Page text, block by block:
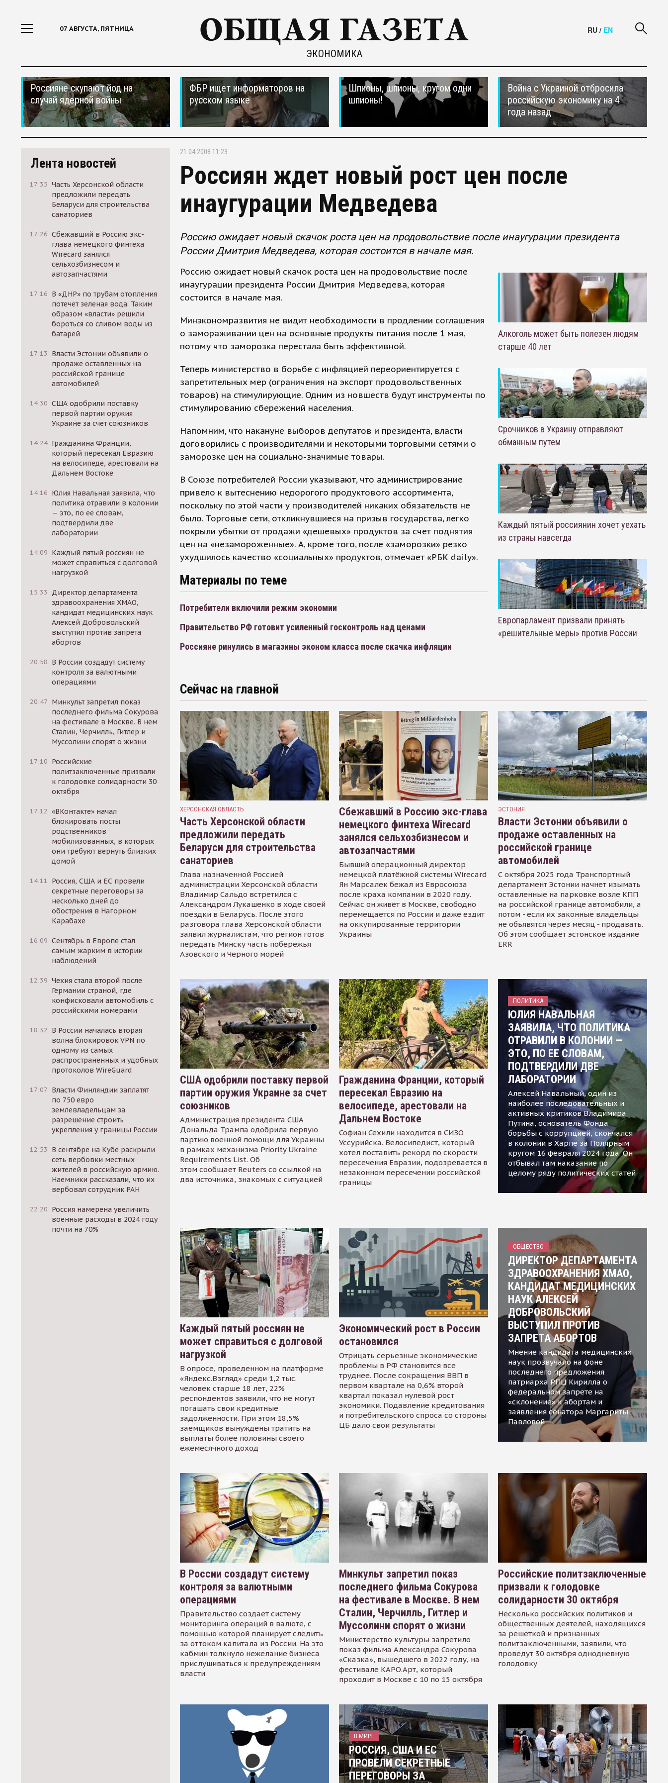
07 АВГУСТА, ПЯТНИЦА
ЭКОНОМИКА
RU / EN
Россияне скупают йод на
случай ядерной войны
ФБР ищет информаторов на
русском языке
Шпионы, шпионы, кругом одни
шпионы!
Война с Украиной отбросила
российскую экономику на 4
года назад
Лента новостей
17:35 Часть Херсонской области
предложили передать
Беларуси для строительства
санаториев
17:26 Сбежавший в Россию экс-
глава немецкого финтеха
Wirecard занялся
сельхозбизнесом и
автозапчастями
17:16 В «ДНР» по трубам отопления
потечет зеленая вода. Таким
образом «власти» решили
бороться со сливом воды из
батарей
17:13
Власти Эстонии объявили о
продаже оставленных на
российской границе
автомобилей
14:30 США одобрили поставку
первой партии оружия
Украине за счет союзников
14:24 Гражданина Франции,
который пересекал Евразию
на велосипеде, арестовали на
Дальнем Востоке
14:16 Юлия Навальная заявила, что
политика отравили в колонии
— это, по ее словам,
подтвердили две
лаборатории
14:09 Каждый пятый россиян не
может справиться с долговой
нагрузкой
15:33
Директор департамента
здравоохранения ХМАО,
кандидат медицинских наук
Алексей Добровольский
выступил против запрета
абортов
20:58
В России создадут систему
контроля за валютными
операциями
20:47 Минкульт запретил показ
последнего фильма Сокурова
на фестивале в Москве. В нем
Сталин, Черчилль, Гитлер и
Муссолини спорят о жизни
17:10 Российские
политзаключенные призвали
к голодовке солидарности 30
октября
17:12 «ВКонтакте» начал
блокировать посты
родственников
мобилизованных, в которых
они требуют вернуть близких
домой
14:11
Россия, США и ЕС провели
секретные переговоры за
несколько дней до
обострения в Нагорном
Карабахе
16:09 Сентябрь в Европе стал
самым жарким в истории
наблюдений
12:39 Чехия стала второй после
Германии страной, где
конфисковали автомобиль с
российскими номерами
18:32
В России началась вторая
волна блокировок VPN по
одному из самых
распространенных и удобных
протоколов WireGuard
17:07 Власти Финляндии заплатят
по 750 евро
землевладельцам за
разрешение строить
укрепления у границы России
12:53
В сентябре на Кубе раскрыли
сеть вербовки местных
жителей в российскую армию.
Наемники рассказали, что их
вербовал сотрудник РАН
22:20 Россия намерена увеличить
военные расходы в 2024 году
почти на 70%
21.04.2008 11:23
Россиян ждет новый рост цен после
инаугурации Медведева
Россию ожидает новый скачок роста цен на продовольствие после инаугурации президента
России Дмитрия Медведева, которая состоится в начале мая.
Россию ожидает новый скачок роста цен на продовольствие после
инаугурации президента России Дмитрия Медведева, которая
состоится в начале мая.
Минэкономразвития не видит необходимости в продлении соглашения
о замораживании цен на основные продукты питания после 1 мая,
потому что заморозка перестала быть эффективной.
Теперь министерство в борьбе с инфляцией переориентируется с
запретительных мер (ограничения на экспорт продовольственных
товаров) на стимулирующие. Одним из новшеств будут инструменты по
стимулированию сбережений населения.
Напомним, что накануне выборов депутатов и президента, власти
договорились с производителями и некоторыми торговыми сетями о
заморозке цен на социально-значимые товары.
В Союзе потребителей России указывают, что администрирование
привело к вытеснению недорогого продуктового ассортимента,
поскольку по этой части у производителей никаких обязательств не
было. Торговые сети, откликнувшиеся на призыв государства, легко
покрыли убытки от продажи «дешевых» продуктов за счет поднятия
цен на «незамороженные». А, кроме того, после «заморозки» резко
ухудшилось качество «социальных» продуктов, отмечает «РБК daily».
Материалы по теме
Потребители включили режим экономии
Правительство РФ готовит усиленный госконтроль над ценами
Россияне ринулись в магазины эконом класса после скачка инфляции
Алкоголь может быть полезен людям
старше 40 лет
Срочников в Украину отправляют
обманным путем
Каждый пятый россиянин хочет уехать
из страны навсегда
Европарламент призвали принять
«решительные меры» против России
Сейчас на главной
ХЕРСОНСКАЯ ОБЛАСТЬ
Часть Херсонской области
предложили передать
Беларуси для строительства
санаториев
Глава назначенной Россией
администрации Херсонской области
Владимир Сальдо встретился с
Александром Лукашенко в ходе своей
поездки в Беларусь. После этого
разговора глава Херсонской области
заявил журналистам, что регион готов
передать Минску часть побережья
Азовского и Черного морей
Сбежавший в Россию экс-глава
немецкого финтеха Wirecard
занялся сельхозбизнесом и
автозапчастями
Бывший операционный директор
немецкой платёжной системы Wirecard
Ян Марсалек бежал из Евросоюза
после краха компании в 2020 году.
Сейчас он живёт в Москве, свободно
перемещается по России и даже ездит
на оккупированные территории
Украины
ЭСТОНИЯ
Власти Эстонии объявили о
продаже оставленных на
российской границе
автомобилей
С октября 2025 года Транспортный
департамент Эстонии начнет изымать
оставленные на парковке возле КПП
на российской границе автомобили, а
потом - если их законные владельцы
не объявятся через месяц - продавать.
Об этом сообщает эстонское издание
ERR
США одобрили поставку первой
партии оружия Украине за счет
союзников
Администрация президента США
Дональда Трампа одобрила первую
партию военной помощи для Украины
в рамках механизма Priority Ukraine
Requirements List. Об
этом сообщает Reuters со ссылкой на
два источника, знакомых с ситуацией
Гражданина Франции, который
пересекал Евразию на
велосипеде, арестовали на
Дальнем Востоке
Софиан Сехили находится в СИЗО
Уссурийска. Велосипедист, который
хотел поставить рекорд по скорости
пересечения Евразии, подозревается в
незаконном пересечении российской
границы
ПОЛИТИКА
ЮЛИЯ НАВАЛЬНАЯ
ЗАЯВИЛА, ЧТО ПОЛИТИКА
ОТРАВИЛИ В КОЛОНИИ —
ЭТО, ПО ЕЕ СЛОВАМ,
ПОДТВЕРДИЛИ ДВЕ
ЛАБОРАТОРИИ
Алексей Навальный, один из
наиболее последовательных и
активных критиков Владимира
Путина, основатель Фонда
борьбы с коррупцией, скончался
в колонии в Харпе за Полярным
кругом 16 февраля 2024 года. Он
отбывал там наказание по
целому ряду политических статей
Каждый пятый россиян не
может справиться с долговой
нагрузкой
В опросе, проведенном на платформе
«Яндекс.Взгляд» среди 1,2 тыс.
человек старше 18 лет, 22%
респондентов заявили, что не могут
погашать свои кредитные
задолженности. При этом 18,5%
заемщиков вынуждены тратить на
выплаты более половины своего
ежемесячного доход
Экономический рост в России
остановился
Отрицать серьезные экономические
проблемы в РФ становится все
труднее. После сокращения ВВП в
первом квартале на 0,6% второй
квартал показал нулевой рост
экономики. Подавление кредитования
и потребительского спроса со стороны
ЦБ дало свои результаты
ОБЩЕСТВО
ДИРЕКТОР ДЕПАРТАМЕНТА
ЗДРАВООХРАНЕНИЯ ХМАО,
КАНДИДАТ МЕДИЦИНСКИХ
НАУК АЛЕКСЕЙ
ДОБРОВОЛЬСКИЙ
ВЫСТУПИЛ ПРОТИВ
ЗАПРЕТА АБОРТОВ
Мнение кандидата медицинских
наук прозвучало на фоне
последнего предложения
патриарха РПЦ Кирилла о
федеральном запрете на
«склонение» к абортам и
заявления сенатора Маргариты
Павловой
В России создадут систему
контроля за валютными
операциями
Правительство создает систему
мониторинга операций в валюте, с
помощью которой планирует следить
за оттоком капитала из России. На это
кабмин толкнуло нежелание бизнеса
прислушиваться к предупреждениям
власти
Минкульт запретил показ
последнего фильма Сокурова
на фестивале в Москве. В нем
Сталин, Черчилль, Гитлер и
Муссолини спорят о жизни
Министерство культуры запретило
показ фильма Александра Сокурова
«Сказка», вышедшего в 2022 году, на
фестивале КАРО.Арт, который
проходит в Москве с 10 по 15 октября
Российские политзаключенные
призвали к голодовке
солидарности 30 октября
Несколько российских политиков и
общественных деятелей, находящихся
за решеткой и признанных
политзаключенными, заявили, что
проведут 30 октября однодневную
голодовку
В МИРЕ
РОССИЯ, США И ЕС
ПРОВЕЛИ СЕКРЕТНЫЕ
ПЕРЕГОВОРЫ ЗА